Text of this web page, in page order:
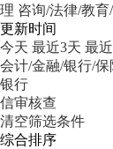
理 咨询/法律/教育
更新时间
今天 最近3天 最
会计/金融/银行/保
银行
信审核查
清空筛选条件
综合排序